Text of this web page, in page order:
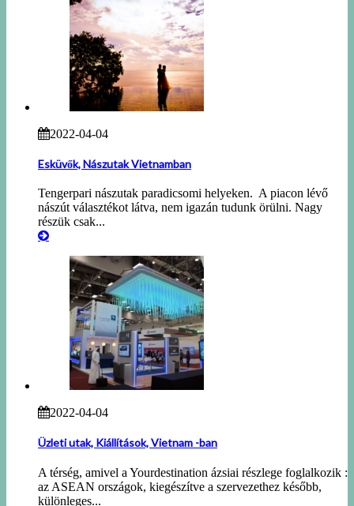
2022-04-04
Esküvők, Nászutak Vietnamban
Tengerpari nászutak paradicsomi helyeken. A piacon lévő
nászút választékot látva, nem igazán tudunk örülni. Nagy
részük csak...
2022-04-04
Üzleti utak, Kiállítások, Vietnam -ban
A térség, amivel a Yourdestination ázsiai részlege foglalkozik :
az ASEAN országok, kiegészítve a szervezethez később,
különleges...